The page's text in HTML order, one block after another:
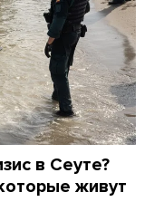
в Сеуте?
живут